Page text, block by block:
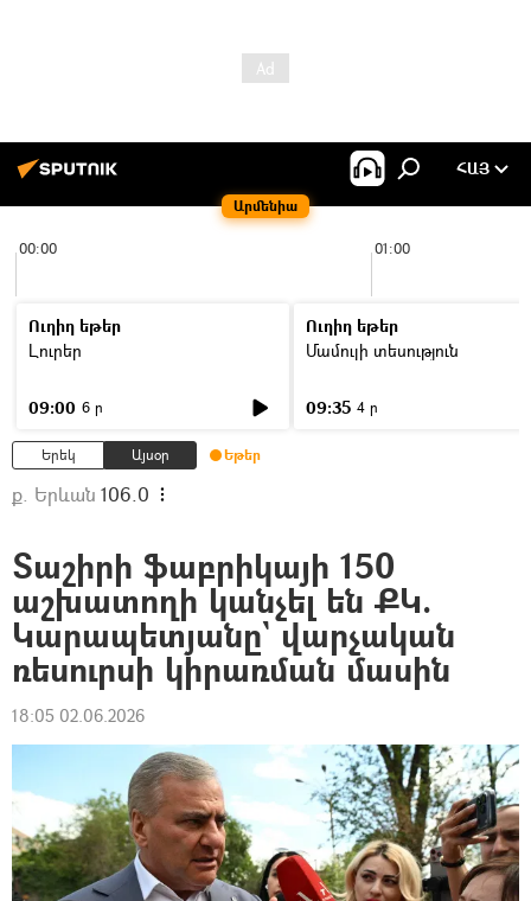
Արմենիա
ՀԱՅ
00:00 01:00
Ուղիղ եթեր
Լուրեր
09:00 6 ր
Ուղիղ եթեր
Մամուլի տեսություն
09:35 4 ր
Երեկ Այսօր Եթեր
ք. Երևան 106.0
Տաշիրի ֆաբրիկայի 150
աշխատողի կանչել են ՔԿ.
Կարապետյանը` վարչական
ռեսուրսի կիրառման մասին
18:05 02.06.2026